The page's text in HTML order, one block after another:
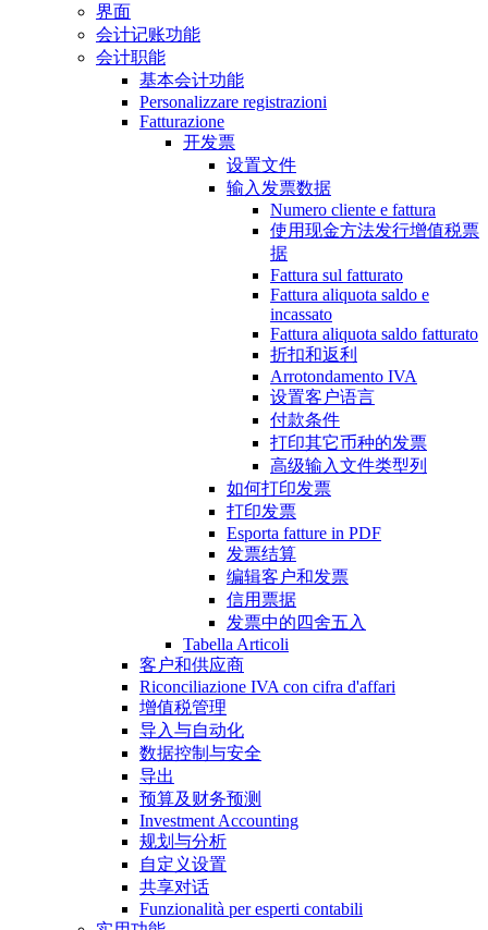
界面
会计记账功能
会计职能
基本会计功能
Personalizzare registrazioni
Fatturazione
开发票
设置文件
输入发票数据
Numero cliente e fattura
使用现金方法发行增值税票
据
Fattura sul fatturato
Fattura aliquota saldo e
incassato
Fattura aliquota saldo fatturato
折扣和返利
Arrotondamento IVA
设置客户语言
付款条件
打印其它币种的发票
高级输入文件类型列
如何打印发票
打印发票
Esporta fatture in PDF
发票结算
编辑客户和发票
信用票据
发票中的四舍五入
Tabella Articoli
客户和供应商
Riconciliazione IVA con cifra d'affari
增值税管理
导入与自动化
数据控制与安全
导出
预算及财务预测
Investment Accounting
规划与分析
自定义设置
共享对话
Funzionalità per esperti contabili